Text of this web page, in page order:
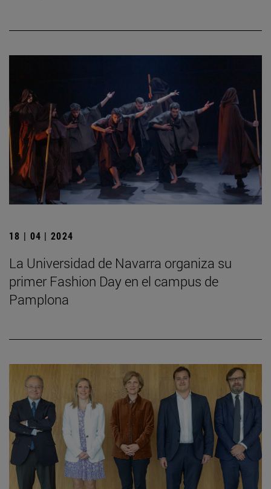
18 | 04 | 2024
La Universidad de Navarra organiza su
primer Fashion Day en el campus de
Pamplona